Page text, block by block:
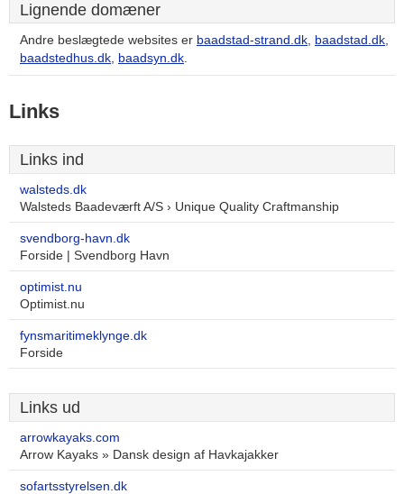
Lignende domæner
Andre beslægtede websites er baadstad-strand.dk, baadstad.dk,
baadstedhus.dk, baadsyn.dk.
Links
Links ind
walsteds.dk
Walsteds Baadeværft A/S › Unique Quality Craftmanship
svendborg-havn.dk
Forside | Svendborg Havn
optimist.nu
Optimist.nu
fynsmaritimeklynge.dk
Forside
Links ud
arrowkayaks.com
Arrow Kayaks » Dansk design af Havkajakker
sofartsstyrelsen.dk